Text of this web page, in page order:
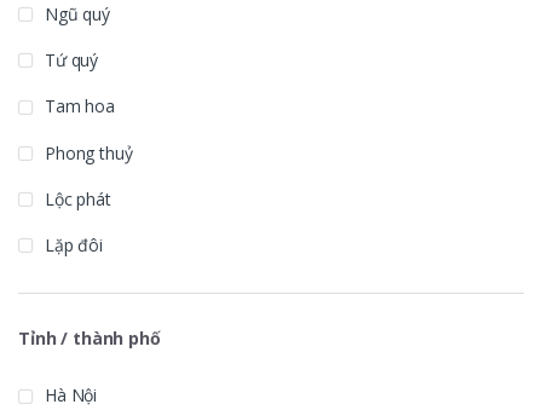
Ngũ quý
Tứ quý
Tam hoa
Phong thuỷ
Lộc phát
Lặp đôi
Tỉnh / thành phố
Hà Nội